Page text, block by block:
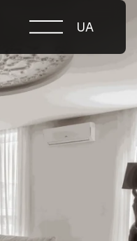
2025
2025
UA